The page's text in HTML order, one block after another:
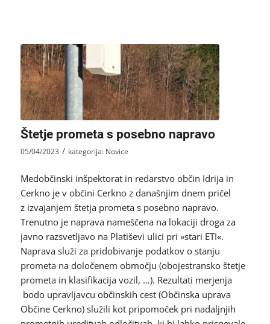
Štetje prometa s posebno napravo
05/04/2023 / kategorija: Novice
Medobčinski inšpektorat in redarstvo občin Idrija in
Cerkno je v občini Cerkno z današnjim dnem pričel
z izvajanjem štetja prometa s posebno napravo.
Trenutno je naprava nameščena na lokaciji droga za
javno razsvetljavo na Platiševi ulici pri »stari ETI«.
Naprava služi za pridobivanje podatkov o stanju
prometa na določenem območju (obojestransko štetje
prometa in klasifikacija vozil, …). Rezultati merjenja
bodo upravljavcu občinskih cest (Občinska uprava
Občine Cerkno) služili kot pripomoček pri nadaljnjih